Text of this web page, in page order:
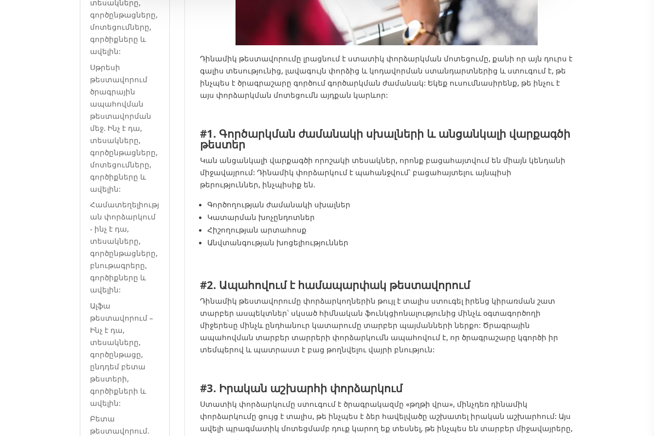
Դինամիկ թեստավորումը լրացնում է ստատիկ փորձարկման մոտեցումը, քանի որ այն դուրս է
գալիս տեսությունից, լավագույն փորձից և կոդավորման ստանդարտներից և ստուգում է, թե
ինչպես է ծրագրաշարը գործում գործարկման ժամանակ: Եկեք ուսումնասիրենք, թե ինչու է
այս փորձարկման մոտեցումն այդքան կարևոր:
#1. Գործարկման ժամանակի սխալների և անցանկալի վարքագծի
թեստեր
Կան անցանկալի վարքագծի որոշակի տեսակներ, որոնք բացահայտվում են միայն կենդանի
միջավայրում: Դինամիկ փորձարկում է պահանջվում՝ բացահայտելու այնպիսի
թերություններ, ինչպիսիք են.
Գործողության ժամանակի սխալներ
Կատարման խոչընդոտներ
Հիշողության արտահոսք
Անվտանգության խոցելիություններ
#2. Ապահովում է համապարփակ թեստավորում
Դինամիկ թեստավորումը փորձարկողներին թույլ է տալիս ստուգել իրենց կիրառման շատ
տարբեր ասպեկտներ՝ սկսած հիմնական ֆունկցիոնալությունից մինչև օգտագործողի
միջերեսը մինչև ընդհանուր կատարումը տարբեր պայմանների ներքո: Ծրագրային
ապահովման տարբեր տարրերի փորձարկումն ապահովում է, որ ծրագրաշարը կգործի իր
տեմպերով և պատրաստ է բաց թողնվելու վայրի բնություն:
#3. Իրական աշխարհի փորձարկում
Ստատիկ փորձարկումը ստուգում է ծրագրակազմը «թղթի վրա», մինչդեռ դինամիկ
փորձարկումը ցույց է տալիս, թե ինչպես է ձեր հավելվածը աշխատել իրական աշխարհում: Այս
ավելի պրագմատիկ մոտեցմամբ դուք կարող եք տեսնել, թե ինչպես են տարբեր միջավայրերը,
տեսակները,
գործընթացները,
մոտեցումները,
գործիքները և
ավելին:
Սթրեսի
թեստավորում
ծրագրային
ապահովման
թեստավորման
մեջ. Ինչ է դա,
տեսակները,
գործընթացները,
մոտեցումները,
գործիքները և
ավելին:
Համատեղելիությ
ան փորձարկում
- ինչ է դա,
տեսակները,
գործընթացները,
բնութագրերը,
գործիքները և
ավելին:
Ալֆա
թեստավորում –
Ինչ է դա,
տեսակները,
գործընթացը,
ընդդեմ բետա
թեստերի,
գործիքների և
ավելին:
Բետա
թեստավորում.